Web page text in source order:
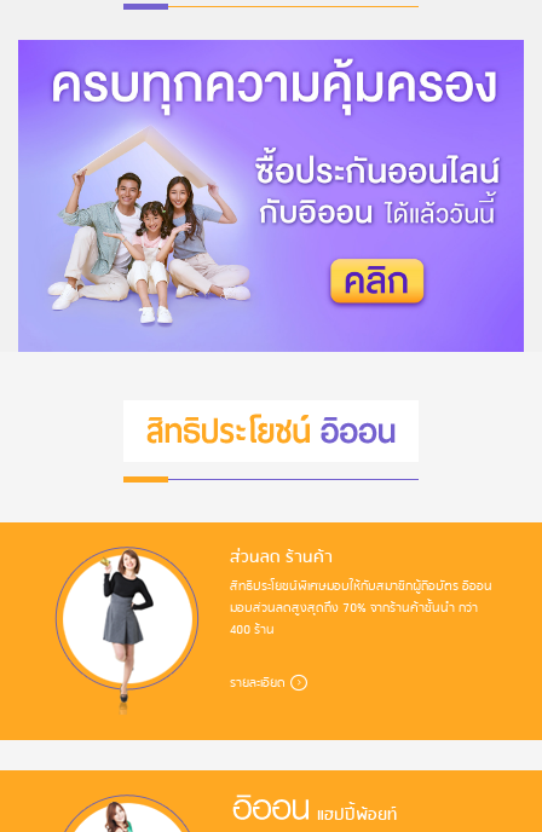
ส่วนลด ร้านค้า
สิทธิประโยชน์พิเศษมอบให้กับสมาชิกผู้ถือบัตร อิออน
มอบส่วนลดสูงสุดถึง 70% จากร้านค้าชั้นนำ กว่า
400 ร้าน
รายละเอียด
แฮปปี้พ้อยท์